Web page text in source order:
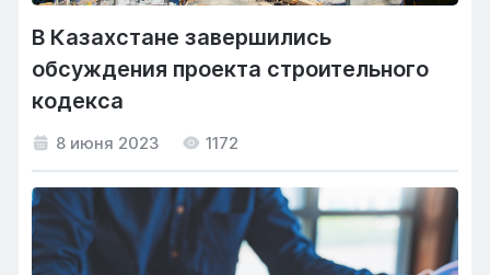
В Казахстане завершились
обсуждения проекта строительного
кодекса
8 июня 2023 1172